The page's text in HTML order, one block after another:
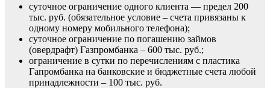
суточное ограничение одного клиента — предел 200
тыс. руб. (обязательное условие – счета привязаны к
одному номеру мобильного телефона);
суточное ограничение по погашению займов
(овердрафт) Газпромбанка – 600 тыс. руб.;
ограничение в сутки по перечислениям с пластика
Гапромбанка на банковские и бюджетные счета любой
принадлежности – 100 тыс. руб.